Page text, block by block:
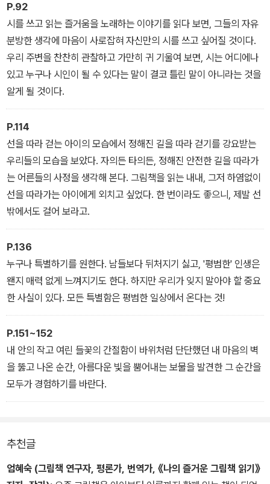
P.92
시를 쓰고 읽는 즐거움을 노래하는 이야기를 읽다 보면, 그들의 자유
분방한 생각에 마음이 사로잡혀 자신만의 시를 쓰고 싶어질 것이다.
우리 주변을 찬찬히 관찰하고 가만히 귀 기울여 보면, 시는 어디에나
있고 누구나 시인이 될 수 있다는 말이 결코 틀린 말이 아니라는 것을
알게 될 것이다.
P.114
선을 따라 걷는 아이의 모습에서 정해진 길을 따라 걷기를 강요받는
우리들의 모습을 보았다. 자의든 타의든, 정해진 안전한 길을 따라가
는 어른들의 사정을 생각해 본다. 그림책을 읽는 내내, 그저 하염없이
선을 따라가는 아이에게 외치고 싶었다. 한 번이라도 좋으니, 제발 선
밖에서도 걸어 보라고.
P.136
누구나 특별하기를 원한다. 남들보다 뒤처지기 싫고, '평범한' 인생은
왠지 매력 없게 느껴지기도 한다. 하지만 우리가 잊지 말아야 할 중요
한 사실이 있다. 모든 특별함은 평범한 일상에서 온다는 것!
P.151~152
내 안의 작고 여린 들꽃의 간절함이 바위처럼 단단했던 내 마음의 벽
을 뚫고 나온 순간, 아름다운 빛을 뿜어내는 보물을 발견한 그 순간을
모두가 경험하기를 바란다.
추천글
엄혜숙 (그림책 연구자, 평론가, 번역가, 《나의 즐거운 그림책 읽기》